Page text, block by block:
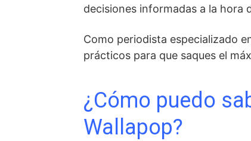
decisiones informadas a la hora
Como periodista especializado
prácticos para que saques el
¿Cómo puedo
Wallapop?